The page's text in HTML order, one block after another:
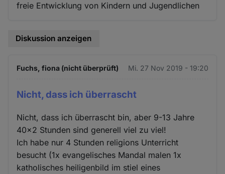
freie Entwicklung von Kindern und Jugendlichen
Diskussion anzeigen
Fuchs, fiona (nicht überprüft) Mi. 27 Nov 2019 - 19:20
Nicht, dass ich überrascht
Nicht, dass ich überrascht bin, aber 9-13 Jahre
40x2 Stunden sind generell viel zu viel!
Ich habe nur 4 Stunden religions Unterricht
besucht (1x evangelisches Mandal malen 1x
katholisches heiligenbild im stiel eines